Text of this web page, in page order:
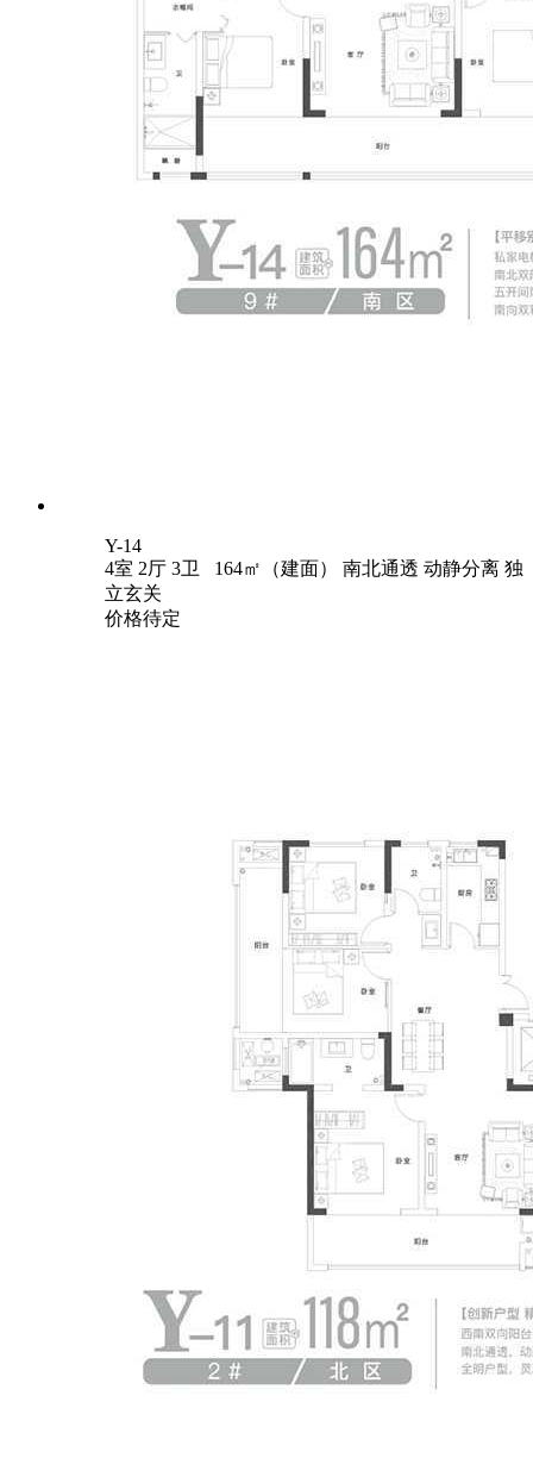
Y-14
4室 2厅 3卫 164㎡（建面）
南北通透 动静分离 独
立玄关
价格待定